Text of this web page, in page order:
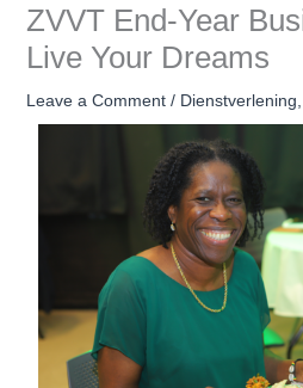
ZVVT End-Year
Live Your Dreams
Leave a Comment / Dienstverlening